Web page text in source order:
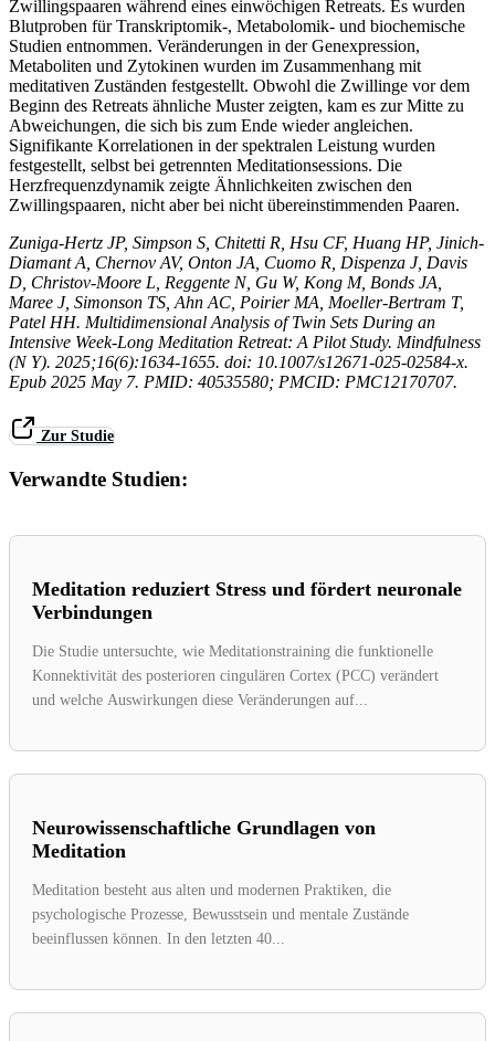
Zwillingspaaren während eines einwöchigen Retreats. Es wurden
Blutproben für Transkriptomik-, Metabolomik- und biochemische
Studien entnommen. Veränderungen in der Genexpression,
Metaboliten und Zytokinen wurden im Zusammenhang mit
meditativen Zuständen festgestellt. Obwohl die Zwillinge vor dem
Beginn des Retreats ähnliche Muster zeigten, kam es zur Mitte zu
Abweichungen, die sich bis zum Ende wieder angleichen.
Signifikante Korrelationen in der spektralen Leistung wurden
festgestellt, selbst bei getrennten Meditationsessions. Die
Herzfrequenzdynamik zeigte Ähnlichkeiten zwischen den
Zwillingspaaren, nicht aber bei nicht übereinstimmenden Paaren.
Zuniga-Hertz JP, Simpson S, Chitetti R, Hsu CF, Huang HP, Jinich-
Diamant A, Chernov AV, Onton JA, Cuomo R, Dispenza J, Davis
D, Christov-Moore L, Reggente N, Gu W, Kong M, Bonds JA,
Maree J, Simonson TS, Ahn AC, Poirier MA, Moeller-Bertram T,
Patel HH. Multidimensional Analysis of Twin Sets During an
Intensive Week-Long Meditation Retreat: A Pilot Study. Mindfulness
(N Y). 2025;16(6):1634-1655. doi: 10.1007/s12671-025-02584-x.
Epub 2025 May 7. PMID: 40535580; PMCID: PMC12170707.
Zur Studie
Verwandte Studien:
Meditation reduziert Stress und fördert neuronale
Verbindungen
Die Studie untersuchte, wie Meditationstraining die funktionelle
Konnektivität des posterioren cingulären Cortex (PCC) verändert
und welche Auswirkungen diese Veränderungen auf...
Neurowissenschaftliche Grundlagen von
Meditation
Meditation besteht aus alten und modernen Praktiken, die
psychologische Prozesse, Bewusstsein und mentale Zustände
beeinflussen können. In den letzten 40...